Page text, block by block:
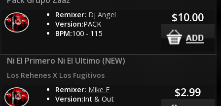
Remixer: Dj Angel
Version:PACK
BPM:100 - 115
$10.00
Ni El Primero Ni El Ultimo (NEW)
Los Rehenes X Los Fugitivos
Remixer: Mike F
Version:Int & Out
$2.99